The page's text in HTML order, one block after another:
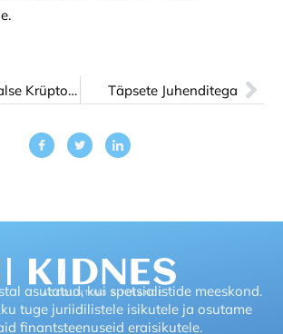
Professionaalse Krüptovaluuta Arvestuse Juhend Täpsete Juhenditega
asutatud, kui spetsialistide meeskond.
tuge juriidilistele isikutele ja osutame
finantsteenuseid eraisikutele.